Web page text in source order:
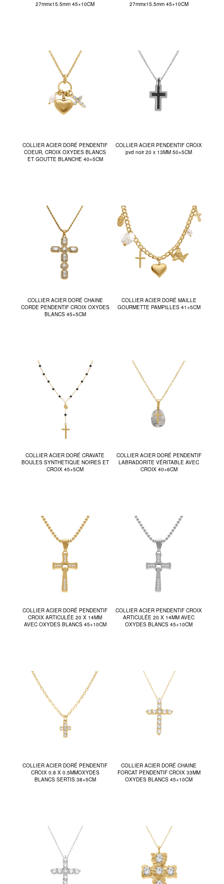
27mmx15.5mm 45+10CM
27mmx15.5mm 45+10CM
COLLIER ACIER DORÉ PENDENTIF
COEUR, CROIX OXYDES BLANCS
ET GOUTTE BLANCHE 40+5CM
COLLIER ACIER PENDENTIF CROIX
pvd noir 20 x 13MM 50+5CM
COLLIER ACIER DORÉ CHAINE
CORDE PENDENTIF CROIX OXYDES
BLANCS 45+5CM
COLLIER ACIER DORÉ MAILLE
GOURMETTE PAMPILLES 41+5CM
COLLIER ACIER DORÉ CRAVATE
BOULES SYNTHETIQUE NOIRES ET
CROIX 45+5CM
COLLIER ACIER DORÉ PENDENTIF
LABRADORITE VÉRITABLE AVEC
CROIX 40+6CM
COLLIER ACIER DORÉ PENDENTIF
CROIX ARTICULÉE 20 X 14MM
AVEC OXYDES BLANCS 45+10CM
COLLIER ACIER PENDENTIF CROIX
ARTICULÉE 20 X 14MM AVEC
OXYDES BLANCS 45+10CM
COLLIER ACIER DORÉ PENDENTIF
CROIX 0.8 X 0.5MMOXYDES
BLANCS SERTIS 38+5CM
COLLIER ACIER DORÉ CHAINE
FORCAT PENDENTIF CROIX 33MM
OXYDES BLANCS 45+10CM